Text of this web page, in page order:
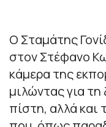
Ο Σταμάτης
στον Στέφανο
κάμερα της
μιλώντας για
πίστη, αλλά και